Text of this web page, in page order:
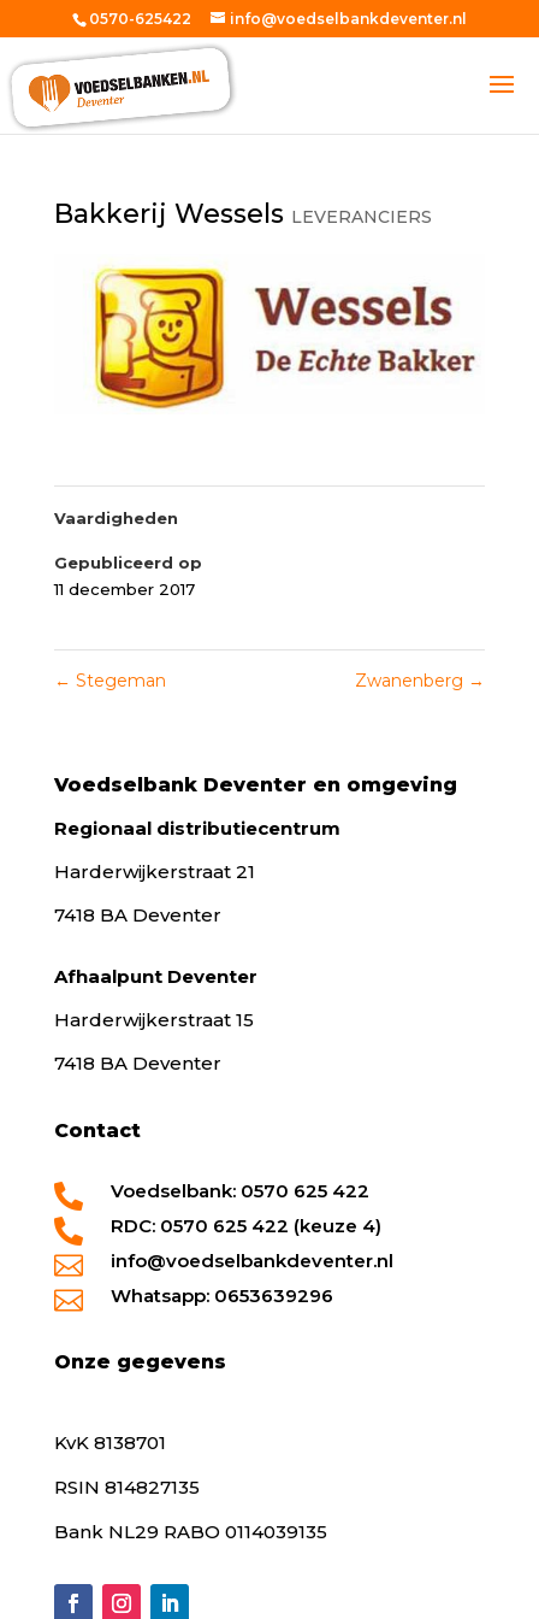
0570-625422 info@voedselbankdeventer.nl
Bakkerij Wessels LEVERANCIERS
Vaardigheden
Gepubliceerd op
11 december 2017
← Stegeman Zwanenberg →
Voedselbank Deventer en omgeving
Regionaal distributiecentrum
Harderwijkerstraat 21
7418 BA Deventer
Afhaalpunt Deventer
Harderwijkerstraat 15
7418 BA Deventer
Contact
 Voedselbank: 0570 625 422
 RDC: 0570 625 422 (keuze 4)
 info@voedselbankdeventer.nl
 Whatsapp: 0653639296
Onze gegevens
KvK 8138701
RSIN 814827135
Bank NL29 RABO 0114039135